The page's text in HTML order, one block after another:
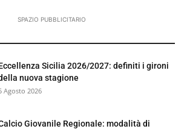
SPAZIO PUBBLICITARIO
Sicilia 2026/2027: definiti i gironi
nuova stagione
Agosto 2026
Giovanile Regionale: modalità di